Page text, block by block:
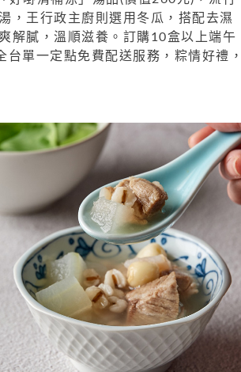
，王行政主廚則選用冬瓜，搭配去濕
解膩，溫 順滋養。訂購10盒以上端午
台單一定點免費配送服務，粽情好禮，